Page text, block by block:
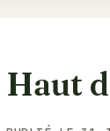
Haut